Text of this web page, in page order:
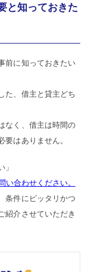
と知っておきた
前に知っておきたい
た、借主と貸主どち
なく、借主は時間の
はありません。
」
い合わせください。
条件にピッタリかつ
紹介させていただき